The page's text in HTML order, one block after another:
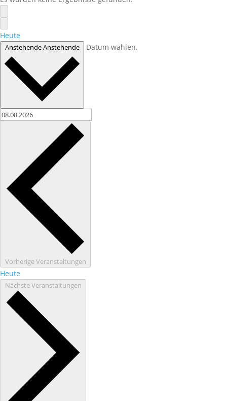
Heute
AnstehendeAnstehende Datum wählen.
VorherigeVeranstaltungen
Heute
NächsteVeranstaltungen